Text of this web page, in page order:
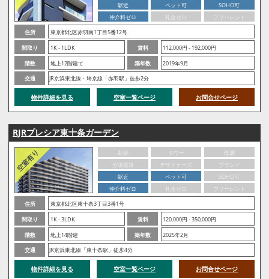
駅近
ペット可
SOHO可
仲介料ゼロ
礼金ゼロ
フリーレント
住所
東京都北区赤羽南1丁目5番12号
間取り
1K - 1LDK 賃料
112,000円 - 192,000円
階数
地上12階建て 築年数
2019年9月
交通
JR京浜東北線・埼京線「赤羽駅」徒歩2分
物件詳細を見る 空室一覧ページ お問合せページ
RJRプレシア東十条ガーデン
新築 タワー
低層
分譲賃貸
デザイナーズ
ブランド
駅近
ペット可
SOHO可
仲介料ゼロ
礼金ゼロ
フリーレント
住所
東京都北区東十条3丁目3番1号
間取り
1K - 3LDK 賃料
120,000円 - 350,000円
階数
地上14階建 築年数
2025年2月
交通
JR京浜東北線「東十条駅」徒歩4分
物件詳細を見る 空室一覧ページ お問合せページ